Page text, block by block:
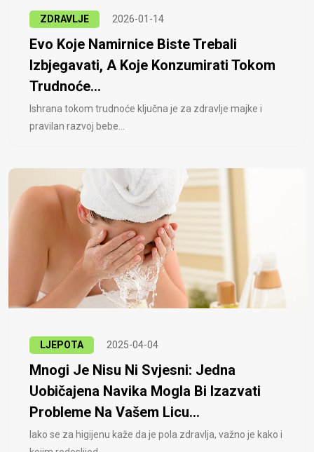
ZDRAVLJE 2026-01-14
Evo Koje Namirnice Biste Trebali
Izbjegavati, A Koje Konzumirati Tokom
Trudnoće...
Ishrana tokom trudnoće ključna je za zdravlje majke i
pravilan razvoj bebe...
LJEPOTA 2025-04-04
Mnogi Je Nisu Ni Svjesni: Jedna
Uobičajena Navika Mogla Bi Izazvati
Probleme Na Vašem Licu...
Iako se za higijenu kaže da je pola zdravlja, važno je kako i